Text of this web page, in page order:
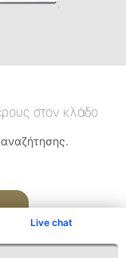
Live chat
στον κλάδο